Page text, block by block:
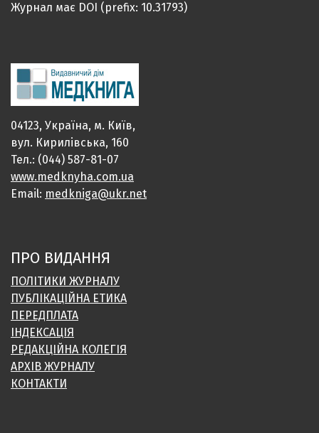
Журнал має DOI (prefix: 10.31793)
04123, Україна, м. Київ,
вул. Кирилівська, 160
Тел.: (044) 587-81-07
www.medknyha.com.ua
Email: medkniga@ukr.net
ПРО ВИДАННЯ
ПОЛІТИКИ ЖУРНАЛУ
ПУБЛІКАЦІЙНА ЕТИКА
ПЕРЕДПЛАТА
ІНДЕКСАЦІЯ
РЕДАКЦІЙНА КОЛЕГІЯ
АРХІВ ЖУРНАЛУ
КОНТАКТИ